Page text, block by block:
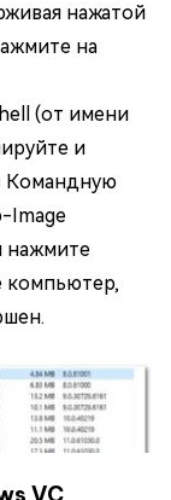
нажатой
на
(от имени
и
Командную
Image
нажмите
компьютер,